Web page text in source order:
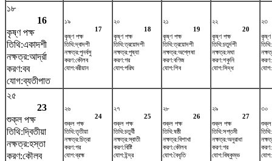
১৮
16
কৃষ্ণ পক্ষ
তিথি:একাদশী
নক্ষত্র:আর্দ্রা
করণ:বব
যোগ:ব্যতীপাত
১৯
17
কৃষ্ণ পক্ষ
তিথি:দ্বাদশী
নক্ষত্র:পুনর্বসু
করণ:কৌলব
যোগ:বরীয়ান
২০
18
কৃষ্ণ পক্ষ
তিথি:ত্রয়োদশী
নক্ষত্র:পুষ্যা
করণ:গর
যোগ:পরিঘ
২১
19
কৃষ্ণ পক্ষ
তিথি:ত্রয়োদশী
নক্ষত্র:অশ্লেষা
করণ:বণিজ
যোগ:শিব
২২
20
কৃষ্ণ পক্ষ
তিথি:চতুর্দশী
নক্ষত্র:মঘা
করণ:শকুনি
যোগ:সিদ্ধ
২৩
কৃষ্ণ
২৫
23
শুক্ল পক্ষ
তিথি:দ্বিতীয়া
নক্ষত্র:হস্তা
করণ:কৌলব
২৬
24
শুক্ল পক্ষ
তিথি:তৃতীয়া
নক্ষত্র:চিত্রা
করণ:গর
যোগ:ব্রহ্ম
২৭
25
শুক্ল পক্ষ
তিথি:চতুর্থী
নক্ষত্র:স্বাতী
করণ:বিষ্টি
যোগ:ইন্দ্র
২৮
26
শুক্ল পক্ষ
তিথি:ষষ্ঠী
নক্ষত্র:বিশাখা
করণ:কৌলব
যোগ:বৈধৃতি
২৯
27
শুক্ল পক্ষ
তিথি:সপ্তমী
নক্ষত্র:অনুরাধা
করণ:গর
যোগ:বিষ্কুম্ভ
৩০
শুক্ল